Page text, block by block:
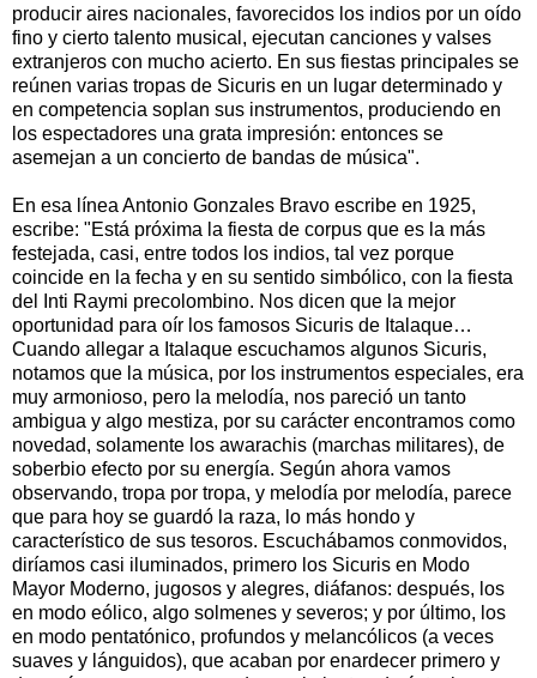
producir aires nacionales, favorecidos los indios por un oído
fino y cierto talento musical, ejecutan canciones y valses
extranjeros con mucho acierto. En sus fiestas principales se
reúnen varias tropas de Sicuris en un lugar determinado y
en competencia soplan sus instrumentos, produciendo en
los espectadores una grata impresión: entonces se
asemejan a un concierto de bandas de música".
En esa línea Antonio Gonzales Bravo escribe en 1925,
escribe: "Está próxima la fiesta de corpus que es la más
festejada, casi, entre todos los indios, tal vez porque
coincide en la fecha y en su sentido simbólico, con la fiesta
del Inti Raymi precolombino. Nos dicen que la mejor
oportunidad para oír los famosos Sicuris de Italaque…
Cuando allegar a Italaque escuchamos algunos Sicuris,
notamos que la música, por los instrumentos especiales, era
muy armonioso, pero la melodía, nos pareció un tanto
ambigua y algo mestiza, por su carácter encontramos como
novedad, solamente los awarachis (marchas militares), de
soberbio efecto por su energía. Según ahora vamos
observando, tropa por tropa, y melodía por melodía, parece
que para hoy se guardó la raza, lo más hondo y
característico de sus tesoros. Escuchábamos conmovidos,
diríamos casi iluminados, primero los Sicuris en Modo
Mayor Moderno, jugosos y alegres, diáfanos: después, los
en modo eólico, algo solmenes y severos; y por último, los
en modo pentatónico, profundos y melancólicos (a veces
suaves y lánguidos), que acaban por enardecer primero y